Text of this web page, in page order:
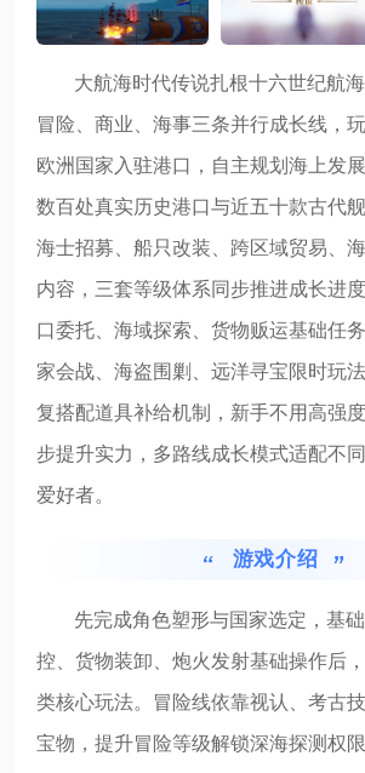
大航海时代传说扎根十六世纪航
冒险、商业、海事三条并行成长线，
欧洲国家入驻港口，自主规划海上发
数百处真实历史港口与近五十款古代
海士招募、船只改装、跨区域贸易、
内容，三套等级体系同步推进成长进
口委托、海域探索、货物贩运基础任
家会战、海盗围剿、远洋寻宝限时玩
复搭配道具补给机制，新手不用高强
步提升实力，多路线成长模式适配不
爱好者。
游戏介绍
先完成角色塑形与国家选定，基
控、货物装卸、炮火发射基础操作后
类核心玩法。冒险线依靠视认、考古
宝物，提升冒险等级解锁深海探测权